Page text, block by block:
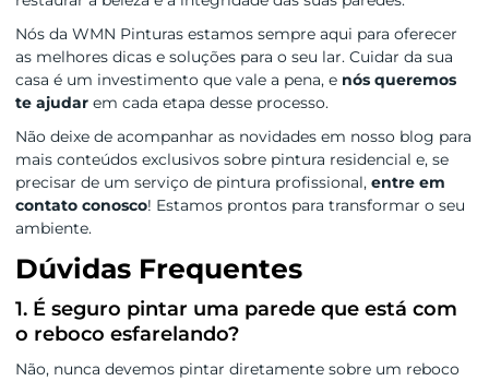
Nós da WMN Pinturas estamos sempre aqui para oferecer
as melhores dicas e soluções para o seu lar. Cuidar da sua
casa é um investimento que vale a pena, e nós queremos
te ajudarem cada etapa desse processo.
Não deixe de acompanhar as novidades em nosso blog para
mais conteúdos exclusivos sobre pintura residencial e, se
precisar de um serviço de pintura profissional, entre em
contato conosco! Estamos prontos para transformar o seu
ambiente.
Dúvidas Frequentes
1. É seguro pintar uma parede que está com
o reboco esfarelando?
Não, nunca devemos pintar diretamente sobre um reboco